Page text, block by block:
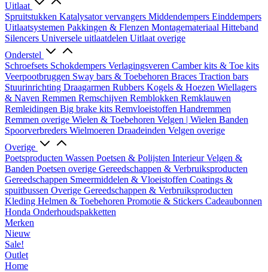
Uitlaat
Spruitstukken Katalysator vervangers Middendempers Einddempers
Uitlaatsystemen Pakkingen & Flenzen Montagemateriaal Hitteband
Silencers Universele uitlaatdelen Uitlaat overige
Onderstel
Schroefsets Schokdempers Verlagingsveren Camber kits & Toe kits
Veerpootbruggen Sway bars & Toebehoren Braces Traction bars
Stuurinrichting Draagarmen Rubbers Kogels & Hoezen Wiellagers
& Naven Remmen Remschijven Remblokken Remklauwen
Remleidingen Big brake kits Remvloeistoffen Handremmen
Remmen overige Wielen & Toebehoren Velgen | Wielen Banden
Spoorverbreders Wielmoeren Draadeinden Velgen overige
Overige
Poetsproducten Wassen Poetsen & Polijsten InterieurVelgen &
Banden Poetsen overige Gereedschappen & Verbruiksproducten
Gereedschappen Smeermiddelen & Vloeistoffen Coatings &
spuitbussen Overige Gereedschappen & Verbruiksproducten
Kleding Helmen & Toebehoren Promotie & Stickers Cadeaubonnen
Honda Onderhoudspakketten
Merken
Nieuw
Sale!
Outlet
Home